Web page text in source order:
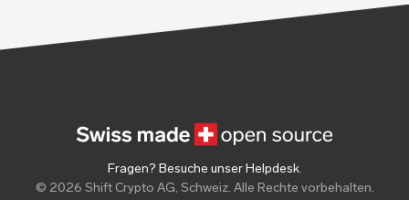
Fragen? Besuche unser Helpdesk.
© 2026 Shift Crypto AG, Schweiz. Alle Rechte vorbehalten.